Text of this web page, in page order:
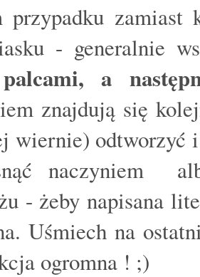
zamiast
- generalnie
a
znajdują się
wiernie) odtworzyć
naczyniem
- żeby napisana
Uśmiech na
ogromna ! ;)